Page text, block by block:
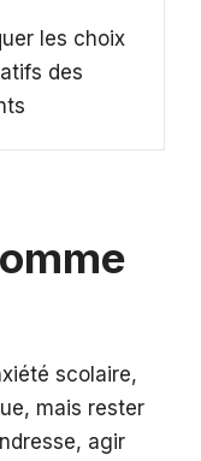
les choix
des
scolaire,
mais rester
agir